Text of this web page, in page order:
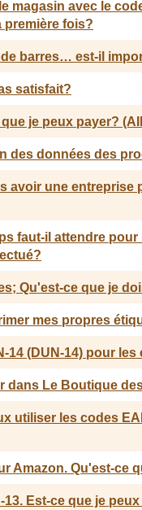
magasin avec le
première fois?
barres… est-il
satisfait?
je peux payer?
des données des
avoir une
faut-il attendre
Qu'est-ce que je
mes propres
14 (DUN-14) pour
dans Le Boutique
utiliser les codes
Amazon. Qu'est-ce
13. Est-ce que je